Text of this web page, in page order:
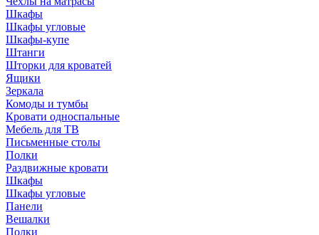
Шкафы
Шкафы угловые
Шкафы-купе
Штанги
Шторки для кроватей
Ящики
Зеркала
Комоды и тумбы
Кровати односпальные
Мебель для ТВ
Письменные столы
Полки
Раздвижные кровати
Шкафы
Шкафы угловые
Панели
Вешалки
Полки